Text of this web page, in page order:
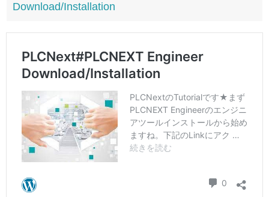
Download/Installation